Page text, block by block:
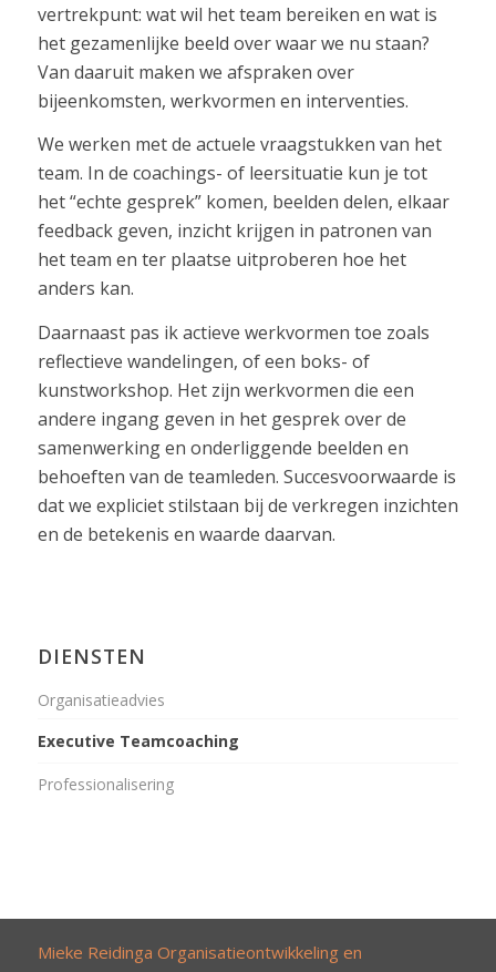
vertrekpunt: wat wil het team bereiken en wat is
het gezamenlijke beeld over waar we nu staan?
Van daaruit maken we afspraken over
bijeenkomsten, werkvormen en interventies.
We werken met de actuele vraagstukken van het
team. In de coachings- of leersituatie kun je tot
het “echte gesprek” komen, beelden delen, elkaar
feedback geven, inzicht krijgen in patronen van
het team en ter plaatse uitproberen hoe het
anders kan.
Daarnaast pas ik actieve werkvormen toe zoals
reflectieve wandelingen, of een boks- of
kunstworkshop. Het zijn werkvormen die een
andere ingang geven in het gesprek over de
samenwerking en onderliggende beelden en
behoeften van de teamleden. Succesvoorwaarde is
dat we expliciet stilstaan bij de verkregen inzichten
en de betekenis en waarde daarvan.
DIENSTEN
Organisatieadvies
Executive Teamcoaching
Professionalisering
Mieke Reidinga Organisatieontwikkeling en